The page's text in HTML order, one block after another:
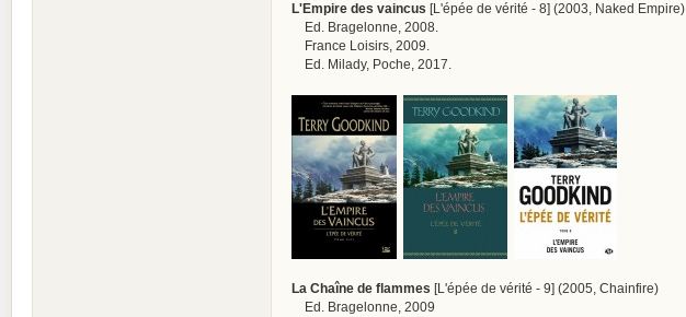
L'Empire des vaincus [L'épée de vérité - 8] (2003, Naked Empire)
Ed. Bragelonne, 2008.
France Loisirs, 2009.
Ed. Milady, Poche, 2017.
La Chaîne de flammes [L'épée de vérité - 9] (2005, Chainfire)
Ed. Bragelonne, 2009